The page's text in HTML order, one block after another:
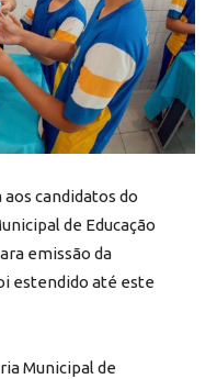
candidatos do
de Educação
emissão da
estendido até este
Municipal de